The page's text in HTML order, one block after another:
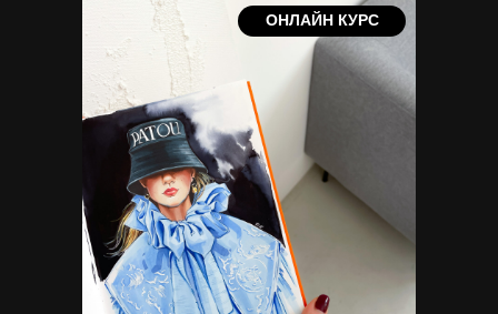
ОНЛАЙН КУРС
Теперь мы шаг за шагом рассмотрим, как построить
фигуру анфас на 9–10 голов.